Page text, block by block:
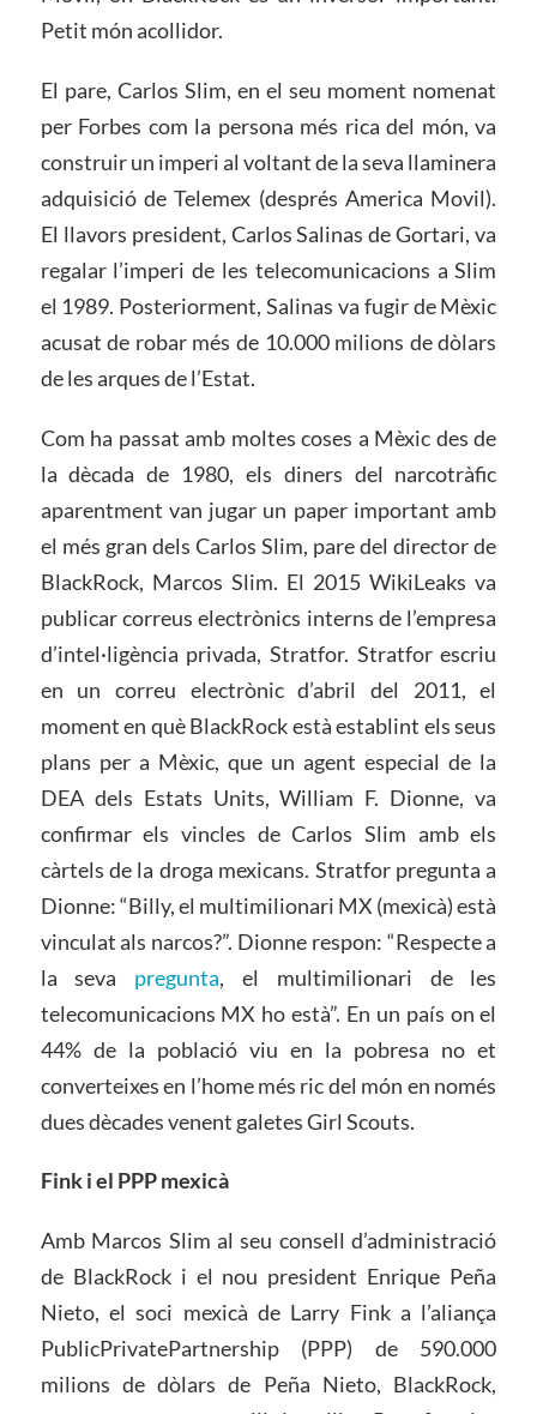
Petit món acollidor.
El pare, Carlos Slim, en el seu moment nomenat
per Forbes com la persona més rica del món, va
construir un imperi al voltant de la seva llaminera
adquisició de Telemex (després America Movil).
El llavors president, Carlos Salinas de Gortari, va
regalar l’imperi de les telecomunicacions a Slim
el 1989. Posteriorment, Salinas va fugir de Mèxic
acusat de robar més de 10.000 milions de dòlars
de les arques de l’Estat.
Com ha passat amb moltes coses a Mèxic des de
la dècada de 1980, els diners del narcotràfic
aparentment van jugar un paper important amb
el més gran dels Carlos Slim, pare del director de
BlackRock, Marcos Slim. El 2015 WikiLeaks va
publicar correus electrònics interns de l’empresa
d’intel·ligència privada, Stratfor. Stratfor escriu
en un correu electrònic d’abril del 2011, el
moment en què BlackRock està establint els seus
plans per a Mèxic, que un agent especial de la
DEA dels Estats Units, William F. Dionne, va
confirmar els vincles de Carlos Slim amb els
càrtels de la droga mexicans. Stratfor pregunta a
Dionne: “Billy, el multimilionari MX (mexicà) està
vinculat als narcos?”. Dionne respon: “Respecte a
la seva pregunta, el multimilionari de les
telecomunicacions MX ho està”. En un país on el
44% de la població viu en la pobresa no et
converteixes en l’home més ric del món en només
dues dècades venent galetes Girl Scouts.
Fink i el PPP mexicà
Amb Marcos Slim al seu consell d’administració
de BlackRock i el nou president Enrique Peña
Nieto, el soci mexicà de Larry Fink a l’aliança
PublicPrivatePartnership (PPP) de 590.000
milions de dòlars de Peña Nieto, BlackRock,